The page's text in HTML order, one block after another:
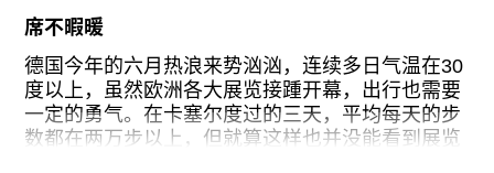
此次来到武汉的主要目的是剩余空间在华发外滩荟
的新馆开幕展，李怒的“看一只黑鸟的十四种方
式”。从
席不暇暖
德国今年的六月热浪来势汹汹，连续多日气温在30
度以上，虽然欧洲各大展览接踵开幕，出行也需要
一定的勇气。在卡塞尔度过的三天，平均每天的步
数都在两万步以上，但就算这样也并没能看到展览